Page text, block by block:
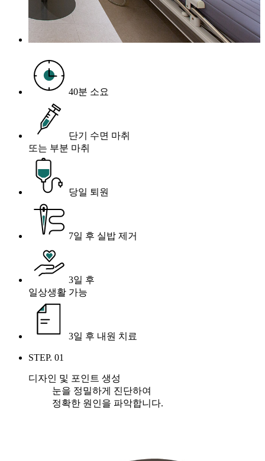
40분 소요
단기 수면 마취
또는 부분 마취
당일 퇴원
7일 후 실밥 제거
3일 후
일상생활 가능
3일 후 내원 치료
STEP. 01
디자인 및 포인트 생성
눈을 정밀하게 진단하여
정확한 원인을 파악합니다.